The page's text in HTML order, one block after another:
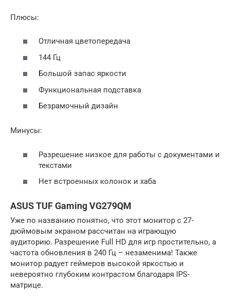
Плюсы:
Отличная цветопередача
144 Гц
Большой запас яркости
Функциональная подставка
Безрамочный дизайн
Минусы:
Разрешение низкое для работы с документами и
текстами
Нет встроенных колонок и хаба
ASUS TUF Gaming VG279QM
Уже по названию понятно, что этот монитор с 27-
дюймовым экраном рассчитан на играющую
аудиторию. Разрешение Full HD для игр простительно, а
частота обновления в 240 Гц – незаменима! Также
монитор радует геймеров высокой яркостью и
невероятно глубоким контрастом благодаря IPS-
матрице.